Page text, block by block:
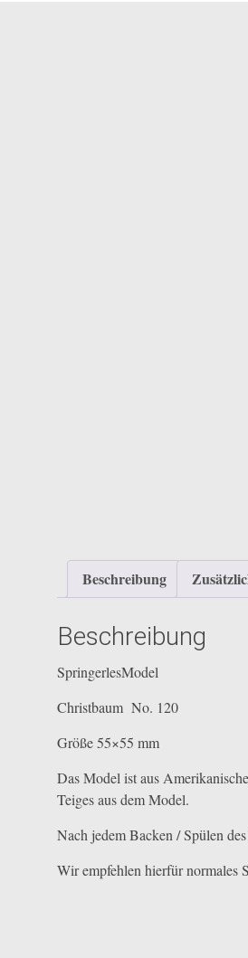
Beschreibung
Beschreibung
SpringerlesModel
Christbaum No. 120
Größe 55×55 mm
Das Model ist aus
Teiges aus dem Model.
Nach jedem Backen / Spülen
Wir empfehlen hierfür normales